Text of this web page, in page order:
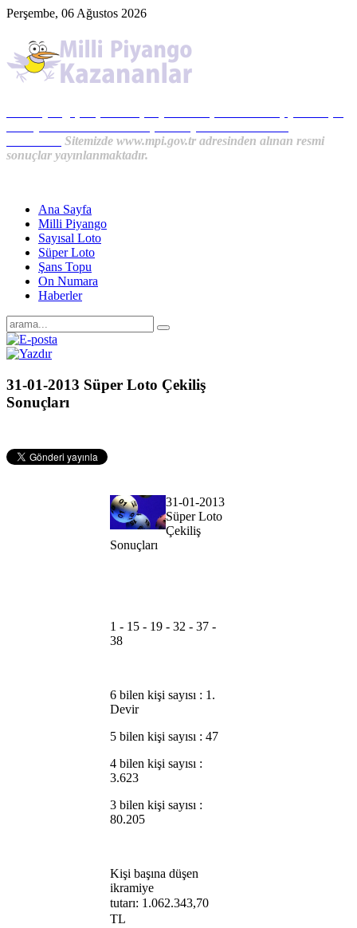
Perşembe, 06 Ağustos 2026
Sitemizde www.mpi.gov.tr adresinden alınan resmi
sonuçlar yayınlanmaktadır.
Ana Sayfa
Milli Piyango
Sayısal Loto
Süper Loto
Şans Topu
On Numara
Haberler
31-01-2013 Süper Loto Çekiliş
Sonuçları
31-01-2013
Süper Loto
Çekiliş
Sonuçları
1 - 15 - 19 - 32 - 37 -
38
6 bilen kişi sayısı : 1.
Devir
5 bilen kişi sayısı : 47
4 bilen kişi sayısı :
3.623
3 bilen kişi sayısı :
80.205
Kişi başına düşen
ikramiye
tutarı: 1.062.343,70
TL